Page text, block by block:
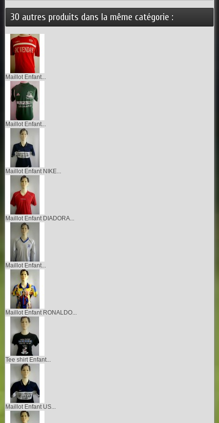
30 autres produits dans la même catégorie :
Maillot Enfant...
Maillot Enfant...
Maillot Enfant NIKE...
Maillot Enfant DIADORA...
Maillot Enfant...
Maillot Enfant RONALDO...
Tee shirt Enfant...
Maillot Enfant US...